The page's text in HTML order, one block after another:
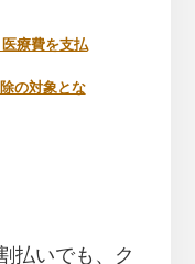
療費を支払
の対象とな
払いでも、ク